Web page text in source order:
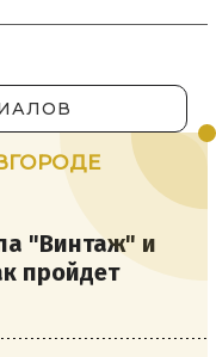
"Винтаж" и
пройдет